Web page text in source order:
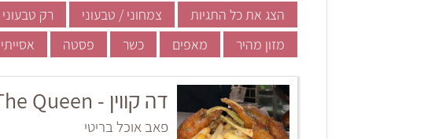
הצג את כל התגיות צמחוני / טבעוני רק טבעוני
מזון מהיר
מאפים כשר פסטה אסייתי
דה קווין - The Queen
פאב אוכל בריטי